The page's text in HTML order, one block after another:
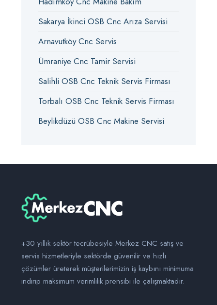
Sakarya İkinci OSB Cnc Arıza Servisi
Arnavutköy Cnc Servis
Ümraniye Cnc Tamir Servisi
Salihli OSB Cnc Teknik Servis Firması
Torbalı OSB Cnc Teknik Servis Firması
Beylikdüzü OSB Cnc Makine Servisi
+30 yıllık sektör tecrübesiyle Merkez CNC satış ve
servis hizmetleriyle sektörde güvenilir ve hızlı
çözümler üreterek müşterilerimizin iş kaybını minimuma
indirip maksimum verimlilik prensibi ile çalışmaktadır.